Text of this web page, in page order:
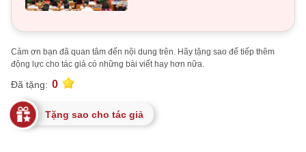
Cảm ơn bạn đã quan tâm đến nội dung trên. Hãy tặng sao để tiếp thêm
động lực cho tác giả có những bài viết hay hơn nữa.
Đã tặng: 0
Tặng sao cho tác giả